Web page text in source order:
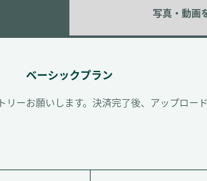
写真・動画
ベーシックプラン
ーお願いします。決済完了後、アップロー